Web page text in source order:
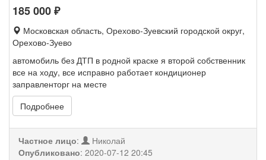
185 000₽
Московская область, Орехово-Зуевский городской округ,
Орехово-Зуево
автомобиль без ДТП в родной краске я второй собственник
все на ходу, все исправно работает кондиционер
заправленторг на месте
Подробнее
Частное лицо:
Николай
Опубликовано: 2020-07-12 20:45